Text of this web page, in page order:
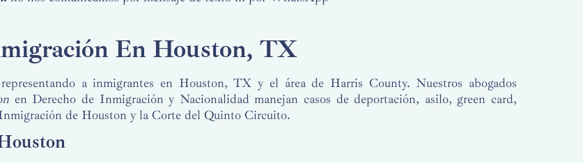
En Houston, TX
a inmigrantes en Houston, TX y el área de Harris County. Nuestros abogados
en Derecho de Inmigración y Nacionalidad manejan casos de deportación, asilo, green card,
de Houston y la Corte del Quinto Circuito.